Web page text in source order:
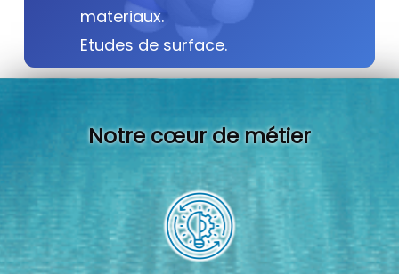
materiaux.
Etudes de surface.
Notre cœur de métier